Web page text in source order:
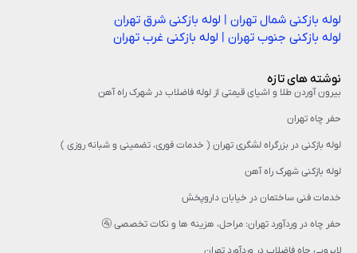
لوله بازکنی شمال تهران | لوله بازکنی شرق تهران
لوله بازکنی جنوب تهران | لوله بازکنی غرب تهران
نوشته های تازه
بیرون آوردن طلا و اشیای قیمتی از لوله فاضلاب در شهرک راه‌ آهن
حفر چاه تهران
لوله بازکنی در بزرگراه لشگری تهران ( خدمات فوری، تضمینی و شبانه روزی )
لوله بازکنی شهرک راه آهن
خدمات فنی ساختمان در خیابان داروپخش
حفر چاه در وردآورد تهران: مراحل، هزینه‌ ها و نکات تخصصی 🚰